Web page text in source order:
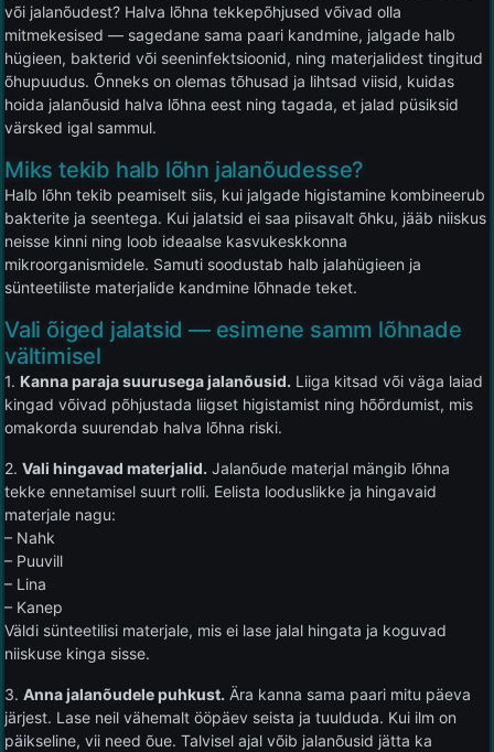
või jalanõudest? Halva lõhna tekkepõhjused võivad olla
mitmekesised — sagedane sama paari kandmine, jalgade halb
hügieen, bakterid või seeninfektsioonid, ning materjalidest tingitud
õhupuudus. Õnneks on olemas tõhusad ja lihtsad viisid, kuidas
hoida jalanõusid halva lõhna eest ning tagada, et jalad püsiksid
värsked igal sammul.
Miks tekib halb lõhn jalanõudesse?
Halb lõhn tekib peamiselt siis, kui jalgade higistamine kombineerub
bakterite ja seentega. Kui jalatsid ei saa piisavalt õhku, jääb niiskus
neisse kinni ning loob ideaalse kasvukeskkonna
mikroorganismidele. Samuti soodustab halb jalahügieen ja
sünteetiliste materjalide kandmine lõhnade teket.
Vali õiged jalatsid — esimene samm lõhnade
vältimisel
1. Kanna paraja suurusega jalanõusid. Liiga kitsad või väga laiad
kingad võivad põhjustada liigset higistamist ning hõõrdumist, mis
omakorda suurendab halva lõhna riski.
2. Vali hingavad materjalid. Jalanõude materjal mängib lõhna
tekke ennetamisel suurt rolli. Eelista looduslikke ja hingavaid
materjale nagu:
– Nahk
– Puuvill
– Lina
– Kanep
Väldi sünteetilisi materjale, mis ei lase jalal hingata ja koguvad
niiskuse kinga sisse.
3. Anna jalanõudele puhkust. Ära kanna sama paari mitu päeva
järjest. Lase neil vähemalt ööpäev seista ja tuulduda. Kui ilm on
päikseline, vii need õue. Talvisel ajal võib jalanõusid jätta ka